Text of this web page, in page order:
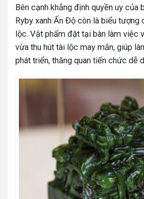
Bên cạnh khẳng định quyền uy của
Ryby xanh Ấn Độ còn là biểu tượng
lộc. Vật phẩm đặt tại bàn làm việc
vừa thu hút tài lộc may mắn, giúp
phát triển, thăng quan tiến chức dễ